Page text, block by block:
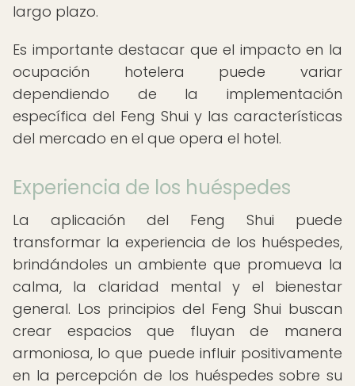
largo plazo.
Es importante destacar que el impacto en la
ocupación hotelera puede variar
dependiendo de la implementación
específica del Feng Shui y las características
del mercado en el que opera el hotel.
Experiencia de los huéspedes
La aplicación del Feng Shui puede
transformar la experiencia de los huéspedes,
brindándoles un ambiente que promueva la
calma, la claridad mental y el bienestar
general. Los principios del Feng Shui buscan
crear espacios que fluyan de manera
armoniosa, lo que puede influir positivamente
en la percepción de los huéspedes sobre su